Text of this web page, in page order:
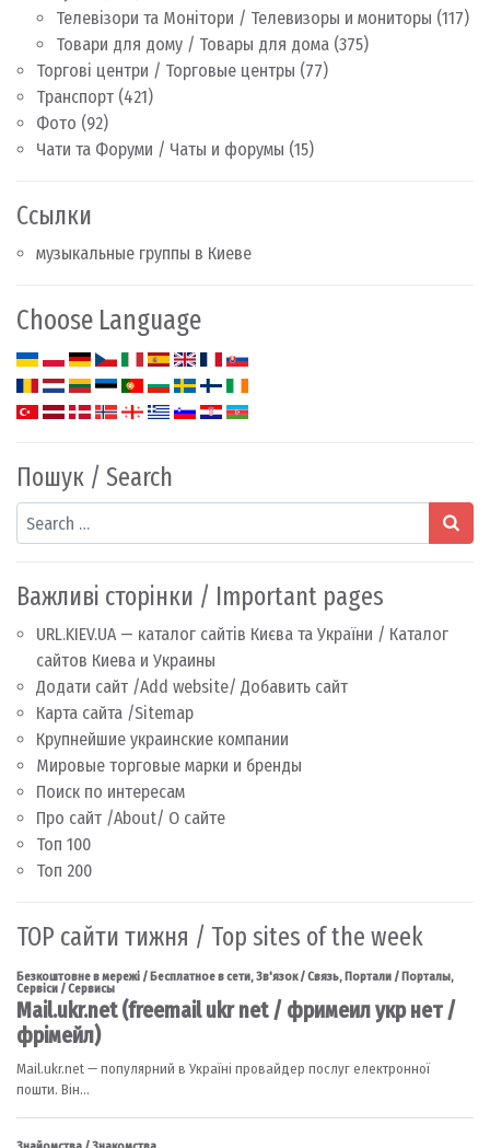
Телевізори та Монітори / Телевизоры и мониторы (117)
Товари для дому / Товары для дома (375)
Торгові центри / Торговые центры (77)
Транспорт (421)
Фото (92)
Чати та Форуми / Чаты и форумы (15)
Ссылки
музыкальные группы в Киеве
Choose Language
Пошук / Search
Search
Важливі сторінки / Important pages
URL.KIEV.UA — каталог сайтів Києва та України / Каталог
сайтов Киева и Украины
Додати сайт /Add website/ Добавить сайт
Карта сайта /Sitemap
Крупнейшие украинские компании
Мировые торговые марки и бренды
Поиск по интересам
Про сайт /About/ О сайте
Топ 100
Топ 200
TOP сайти тижня / Top sites of the week